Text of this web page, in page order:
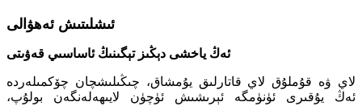
ئىشلىتىش ئەھۋالى
ئەڭ ياخشى دېڭىز تېگىنىڭ ئاساسىي قەۋىتى
لاي ۋە قۇملۇق لاي قاتارلىق يۇمشاق، چىڭىلىشچان چۆكمىلەردە
ئەڭ يۇقىرى ئۈنۈمگە ئېرىشىش ئۈچۈن لايىھەلەنگەن بولۇپ،